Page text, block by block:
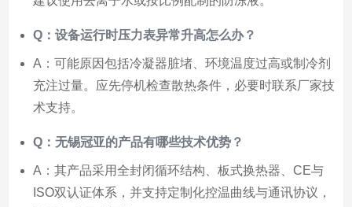
Q：设备运行时压力表异常升高怎么办？
A：可能原因包括冷凝器脏堵、环境温度过高或制冷剂
充注过量。应先停机检查散热条件，必要时联系厂家技
术支持。
Q：无锡冠亚的产品有哪些技术优势？
A：其产品采用全封闭循环结构、板式换热器、CE与
ISO双认证体系，并支持定制化控温曲线与通讯协议，